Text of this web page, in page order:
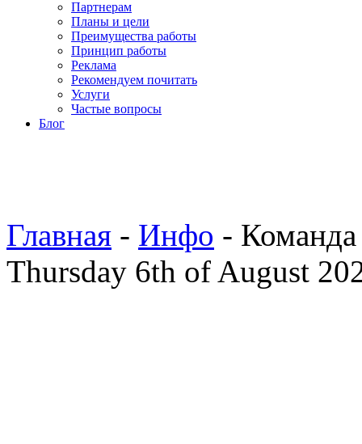
Партнерам
Планы и цели
Преимущества работы
Принцип работы
Реклама
Рекомендуем почитать
Услуги
Частые вопросы
Блог
Главная - Инфо - Команда
Thursday 6th of August